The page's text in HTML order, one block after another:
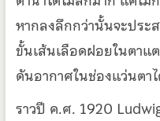
หากลงลึกกว่านั้นจะปร
ขั้นเส้นเลือดฝอยในตาแ
ดันอากาศในช่องแว่นตา
ราวปี ค.ศ. 1920